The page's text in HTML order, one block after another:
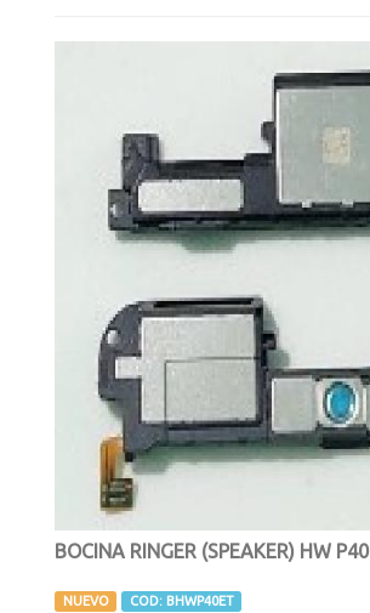
BOCINA RINGER (SPEAKER) HW P40
NUEVO COD: BHWP40ET